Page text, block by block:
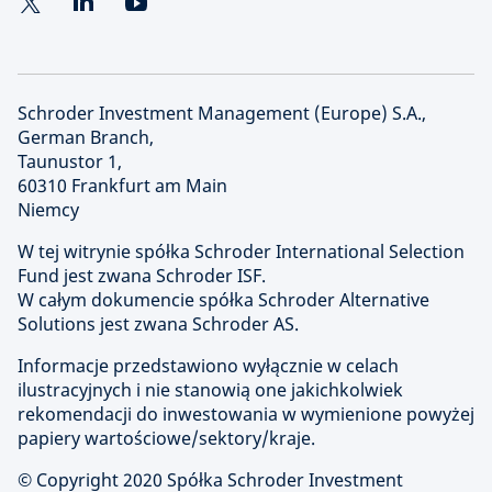
Schroder Investment Management (Europe) S.A.,
German Branch,
Taunustor 1,
60310 Frankfurt am Main
Niemcy
W tej witrynie spółka Schroder International Selection
Fund jest zwana Schroder ISF.
W całym dokumencie spółka Schroder Alternative
Solutions jest zwana Schroder AS.
Informacje przedstawiono wyłącznie w celach
ilustracyjnych i nie stanowią one jakichkolwiek
rekomendacji do inwestowania w wymienione powyżej
papiery wartościowe/sektory/kraje.
© Copyright2020 Spółka Schroder Investment